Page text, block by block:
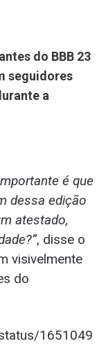
do BBB 23
seguidores
a
é que
dessa edição
atestado,
, disse o
visivelmente
do
1651049